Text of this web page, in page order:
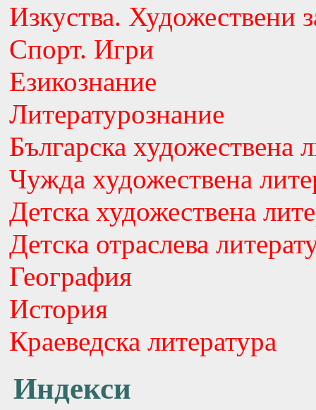
Изкуства. Художествени
Спорт. Игри
Езикознание
Литературознание
Българска художествена
Чужда художествена
Детска художествена
Детска отраслева
География
История
Краеведска литература
Индекси